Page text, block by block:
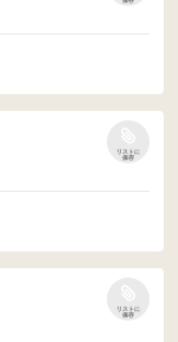
リストに
保存
リストに
保存